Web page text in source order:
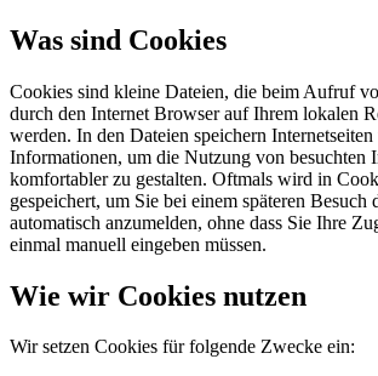
Was sind Cookies
Cookies sind kleine Dateien, die beim Aufruf
durch den Internet Browser auf Ihrem lokalen
werden. In den Dateien speichern Internetseiten
Informationen, um die Nutzung von besuchten
komfortabler zu gestalten. Oftmals wird in
gespeichert, um Sie bei einem späteren Besuch
automatisch anzumelden, ohne dass Sie Ihre
einmal manuell eingeben müssen.
Wie wir Cookies nutzen
Wir setzen Cookies für folgende Zwecke ein: